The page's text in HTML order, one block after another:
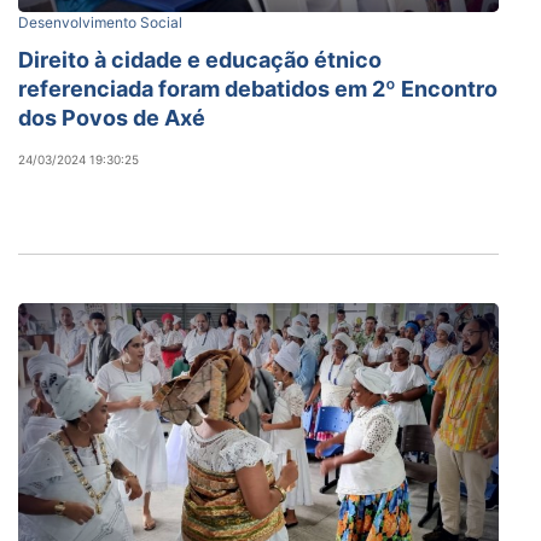
Desenvolvimento Social
Direito à cidade e educação étnico
referenciada foram debatidos em 2º Encontro
dos Povos de Axé
24/03/2024 19:30:25